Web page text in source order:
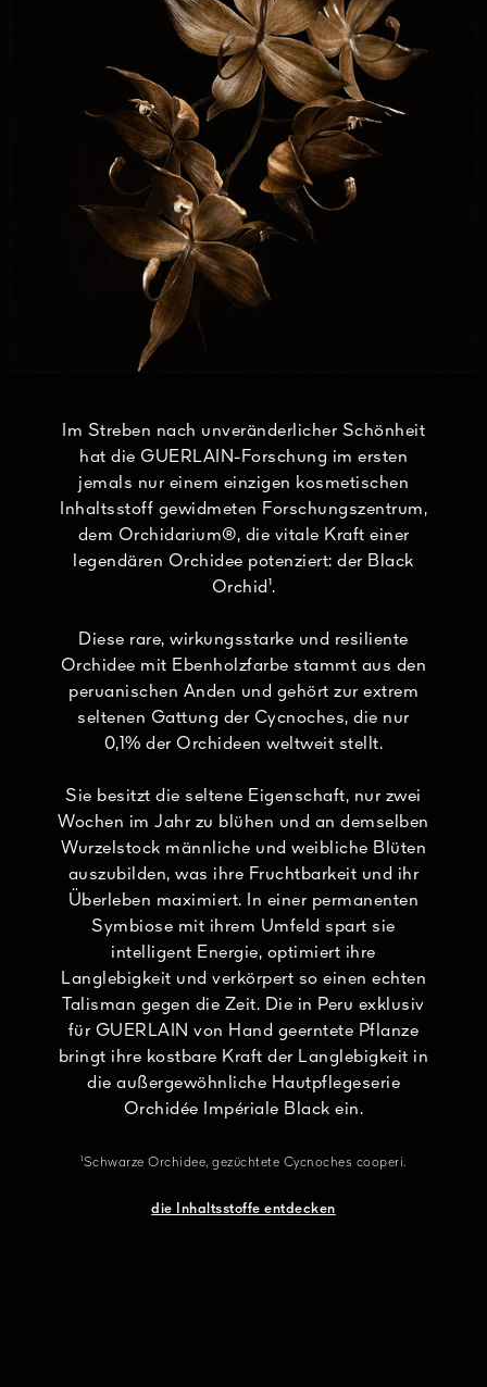
Im Streben nach unveränderlicher Schönheit
hat die GUERLAIN-Forschung im ersten
jemals nur einem einzigen kosmetischen
Inhaltsstoff gewidmeten Forschungszentrum,
dem Orchidarium®, die vitale Kraft einer
legendären Orchidee potenziert: der Black
Orchid¹.
Diese rare, wirkungsstarke und resiliente
Orchidee mit Ebenholzfarbe stammt aus den
peruanischen Anden und gehört zur extrem
seltenen Gattung der Cycnoches, die nur
0,1% der Orchideen weltweit stellt.
Sie besitzt die seltene Eigenschaft, nur zwei
Wochen im Jahr zu blühen und an demselben
Wurzelstock männliche und weibliche Blüten
auszubilden, was ihre Fruchtbarkeit und ihr
Überleben maximiert. In einer permanenten
Symbiose mit ihrem Umfeld spart sie
intelligent Energie, optimiert ihre
Langlebigkeit und verkörpert so einen echten
Talisman gegen die Zeit. Die in Peru exklusiv
für GUERLAIN von Hand geerntete Pflanze
bringt ihre kostbare Kraft der Langlebigkeit in
die außergewöhnliche Hautpflegeserie
Orchidée Impériale Black ein.
¹Schwarze Orchidee, gezüchtete Cycnoches cooperi.
die Inhaltsstoffe entdecken